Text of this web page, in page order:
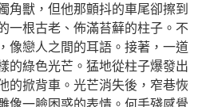
角獸，但他那顫抖的車尾卻擦到
一根古老、佈滿苔蘚的柱子。不
像戀人之間的耳語。接著，一道
的綠色光芒。猛地從柱子爆發出
的掀背車。光芒消失後，窄巷恢
像一臉困惑的表情。何手殘感覺